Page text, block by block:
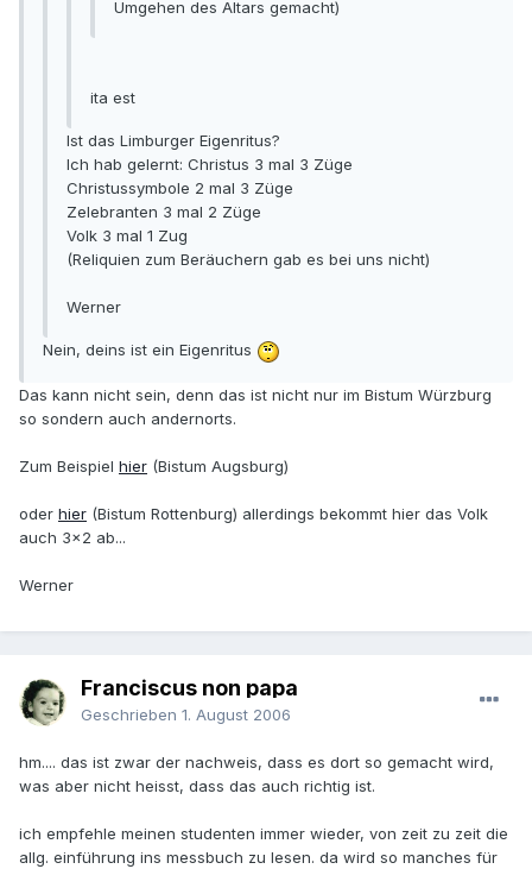
Umgehen des Altars gemacht)
ita est
Ist das Limburger Eigenritus?
Ich hab gelernt: Christus 3 mal 3 Züge
Christussymbole 2 mal 3 Züge
Zelebranten 3 mal 2 Züge
Volk 3 mal 1 Zug
(Reliquien zum Beräuchern gab es bei uns nicht)
Werner
Nein, deins ist ein Eigenritus
Das kann nicht sein, denn das ist nicht nur im Bistum Würzburg
so sondern auch andernorts.
Zum Beispiel hier (Bistum Augsburg)
oder hier (Bistum Rottenburg) allerdings bekommt hier das Volk
auch 3x2 ab...
Werner
Franciscus non papa
Geschrieben 1. August 2006
hm.... das ist zwar der nachweis, dass es dort so gemacht wird,
was aber nicht heisst, dass das auch richtig ist.
ich empfehle meinen studenten immer wieder, von zeit zu zeit die
allg. einführung ins messbuch zu lesen. da wird so manches für